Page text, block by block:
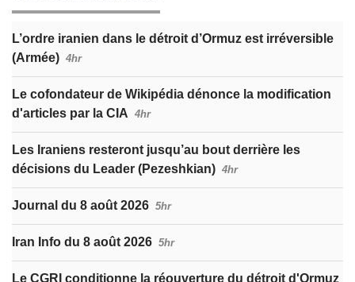
L’ordre iranien dans le détroit d’Ormuz est irréversible
(Armée) 4hr
Le cofondateur de Wikipédia dénonce la modification
d'articles par la CIA 4hr
Les Iraniens resteront jusqu’au bout derrière les
décisions du Leader (Pezeshkian) 4hr
Journal du 8 août 2026 5hr
Iran Info du 8 août 2026 5hr
Le CGRI conditionne la réouverture du détroit d'Ormuz